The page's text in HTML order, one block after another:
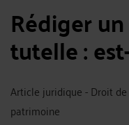
Rédiger
tutelle :
Article juridique - Droit
patrimoine